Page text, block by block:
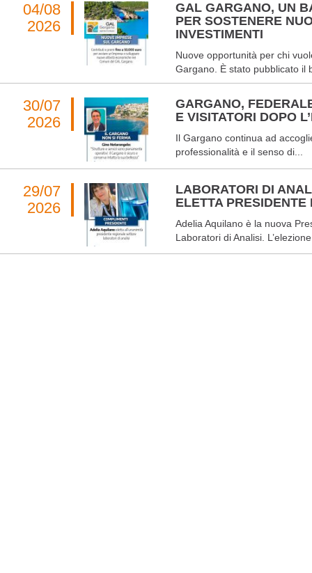
04/08
2026
GAL GARGANO, UN
PER SOSTENERE
INVESTIMENTI
Nuove opportunità per chi
Gargano. È stato pubblicato il
30/07
2026
GARGANO,
E VISITATORI DOPO
Il Gargano continua ad
professionalità e il senso di...
29/07
2026
LABORATORI DI
ELETTA PRESIDENTE
Adelia Aquilano è la nuova
Laboratori di Analisi.